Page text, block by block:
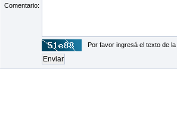
Comentario:
Por favor ingresá el texto de la